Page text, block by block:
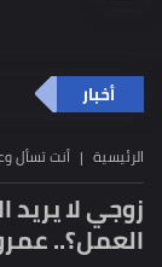
أخبار
الرئيسية أنت تسأل
زوجي لا يريد
العمل؟..